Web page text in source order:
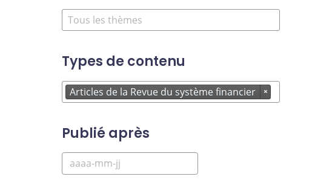
Types de contenu
Articles de la Revue du système financier ×
Publié après